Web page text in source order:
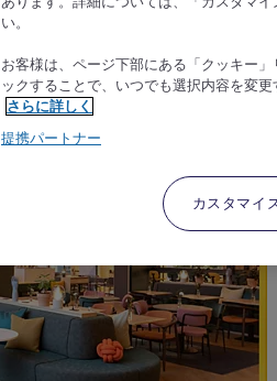
い。
お客様は、ページ下部にある「クッキー
ックすることで、いつでも選択内容を変更
さらに詳しく
提携パートナー
カスタマイ